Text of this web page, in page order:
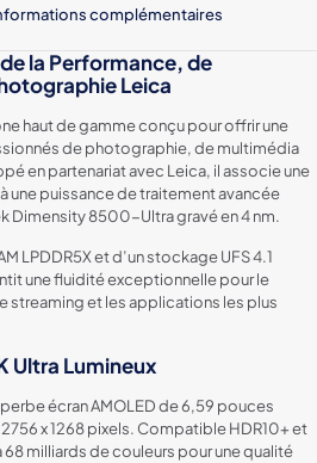
complémentaires
de la Performance, de
Leica
haut de gamme conçu pour offrir une
de photographie, de multimédia
en partenariat avec Leica, il associe une
une puissance de traitement avancée
Dimensity 8500-Ultra gravé en 4 nm.
LPDDR5X et d’un stockage UFS 4.1
une fluidité exceptionnelle pour le
streaming et les applications les plus
Ultra Lumineux
écran AMOLED de 6,59 pouces
x 1268 pixels. Compatible HDR10+ et
68 milliards de couleurs pour une qualité